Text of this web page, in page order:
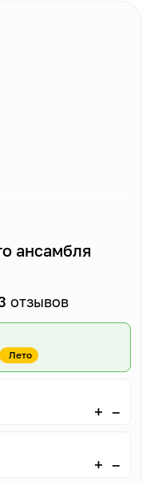
ансамбля
отзывов
Лето
+ –
+ –